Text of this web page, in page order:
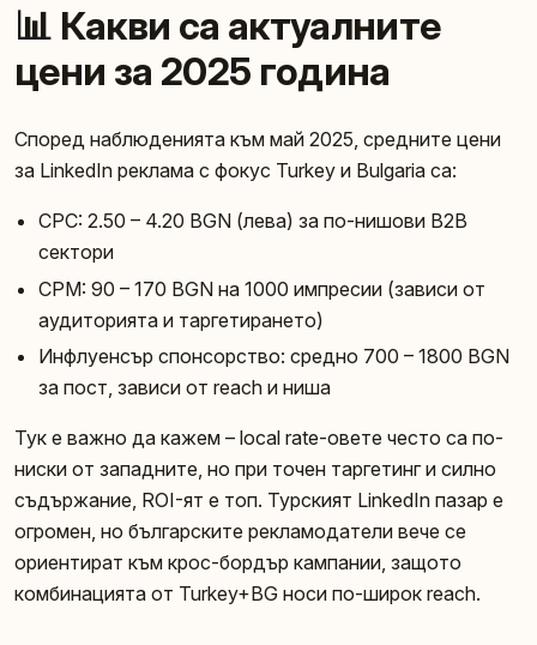
📊 Какви са актуалните
цени за 2025 година
Според наблюденията към май 2025, средните цени
за LinkedIn реклама с фокус Turkey и Bulgaria са:
CPC: 2.50 – 4.20 BGN (лева) за по-нишови B2B
сектори
CPM: 90 – 170 BGN на 1000 импресии (зависи от
аудиторията и таргетирането)
Инфлуенсър спонсорство: средно 700 – 1800 BGN
за пост, зависи от reach и ниша
Тук е важно да кажем – local rate-овете често са по-
ниски от западните, но при точен таргетинг и силно
съдържание, ROI-ят е топ. Турският LinkedIn пазар е
огромен, но българските рекламодатели вече се
ориентират към крос-бордър кампании, защото
комбинацията от Turkey+BG носи по-широк reach.